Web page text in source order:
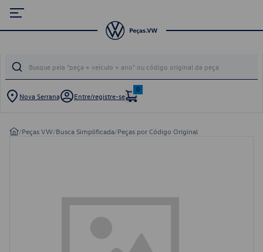
Nova Serrana Entre/registre-se
0
/Peças VW/Busca Simplificada/Peças por Código Original